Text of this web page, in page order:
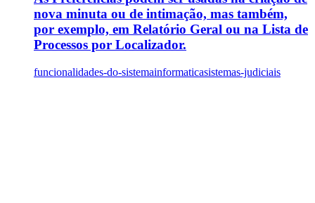
nova minuta ou de intimação, mas também,
por exemplo, em Relatório Geral ou na Lista de
Processos por Localizador.
funcionalidades-do-sistemainformaticasistemas-judiciais